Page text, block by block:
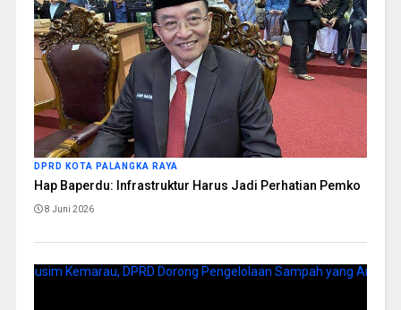
DPRD KOTA PALANGKA RAYA
Hap Baperdu: Infrastruktur Harus Jadi Perhatian Pemko
8 Juni 2026